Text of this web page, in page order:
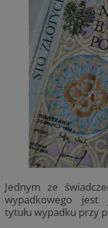
Jednym ze
wypadkowego jest
tytułu wypadku przy